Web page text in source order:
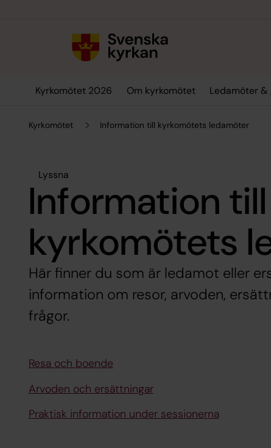
Kyrkomötet 2026 Om kyrkomötet Ledamöter
Kyrkomötet Information till kyrkomötets ledamöter
Lyssna
Information till
kyrkomötets
Här finner du som är ledamot eller
information om resor, arvoden,
frågor.
Resa och boende
Arvoden och ersättningar
Praktisk information under sessionerna